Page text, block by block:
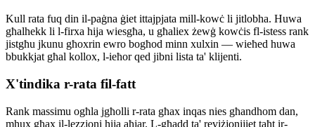
Kull rata fuq din il-paġna ġiet ittajpjata mill-kowċ li jitlobha. Huwa
għalhekk li l-firxa hija wiesgħa, u għaliex żewġ kowċis fl-istess rank
jistgħu jkunu għoxrin ewro bogħod minn xulxin — wieħed huwa
bbukkjat għal kollox, l-ieħor qed jibni lista ta' klijenti.
X'tindika r-rata fil-fatt
Rank massimu ogħla jgħolli r-rata għax inqas nies għandhom dan,
mhux għax il-lezzjoni hija aħjar. L-għadd ta' reviżjonijiet taħt ir-